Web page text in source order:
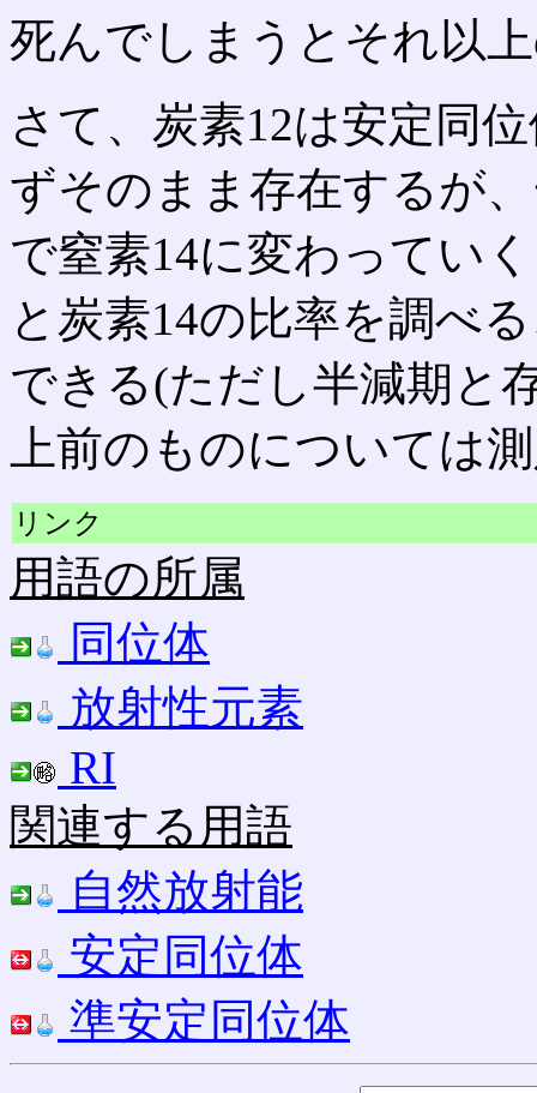
死んでしまうとそれ以
さて、炭素12は安定同
ずそのまま存在するが
で窒素14に変わってい
と炭素14の比率を調べ
できる(ただし半減期と
上前のものについては
リンク
用語の所属
同位体
放射性元素
RI
関連する用語
自然放射能
安定同位体
準安定同位体